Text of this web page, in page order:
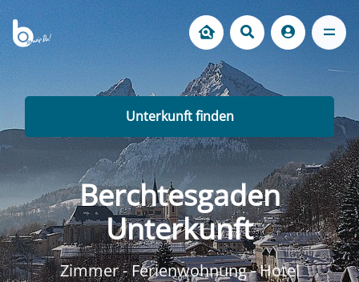
Unterkunft finden
Berchtesgaden
Unterkunft
Zimmer - Ferienwohnung - Hotel